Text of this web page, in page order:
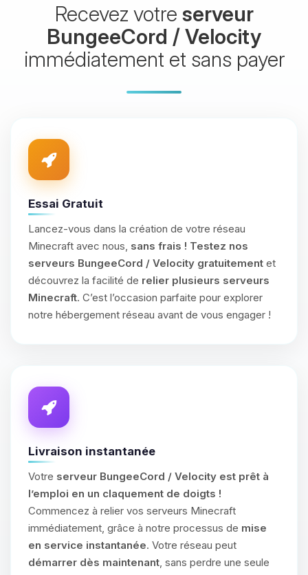
Recevez votre serveur
BungeeCord / Velocity
immédiatement et sans payer
Essai Gratuit
Lancez-vous dans la création de votre réseau
Minecraft avec nous, sans frais ! Testez nos
serveurs BungeeCord / Velocity gratuitement et
découvrez la facilité de relier plusieurs serveurs
Minecraft. C’est l’occasion parfaite pour explorer
notre hébergement réseau avant de vous engager !
Livraison instantanée
Votre serveur BungeeCord / Velocity est prêt à
l’emploi en un claquement de doigts !
Commencez à relier vos serveurs Minecraft
immédiatement, grâce à notre processus de mise
en service instantanée. Votre réseau peut
démarrer dès maintenant , sans perdre une seule